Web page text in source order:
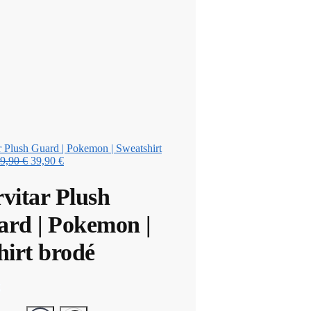
Guard | Pokemon | Sweatshirt
€ Le
était :
39,90 €Le
est :
Plush
| Pokemon |
brodé